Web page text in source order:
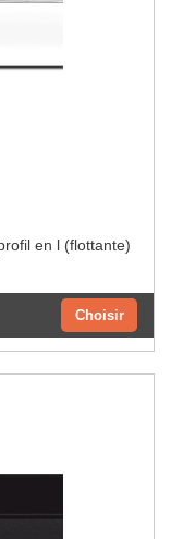
en l (flottante)
Choisir